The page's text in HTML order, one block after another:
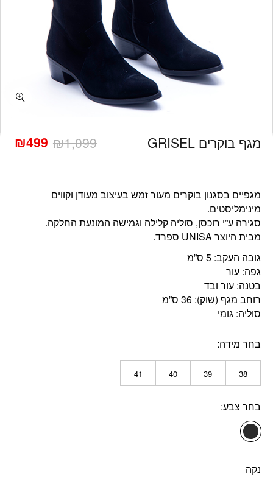
מגף בוקרים GRISEL ₪1,099
המחיר
המקורי
₪1,099.
₪499
המחיר
הנוכחי
₪499.
מגפיים בסגנון בוקרים מעור זמש בעיצוב מעודן וקווים
מינימליסטים.
סגירה ע”י רוכסן, סוליה קלילה וגמישה המונעת החלקה.
מבית היוצר UNISA ספרד.
גובה העקב: 5 ס”מ
גפה: עור
בטנה: עור ובד
רוחב מגף (שוק): 36 ס”מ
סוליה: גומי
בחר מידה
38
39
40
41
בחר צבע
נקה